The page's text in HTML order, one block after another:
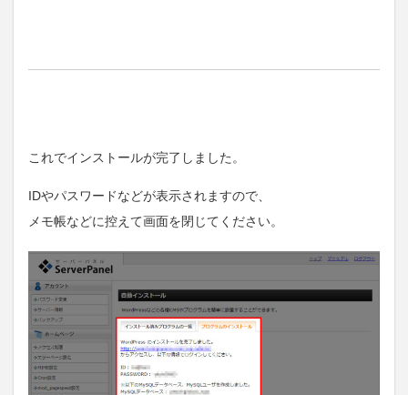
これでインストールが完了しました。
IDやパスワードなどが表示されますので、
メモ帳などに控えて画面を閉じてください。